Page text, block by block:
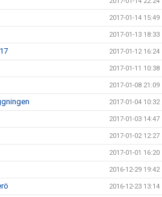
2017-01-14 15:49
2017-01-13 18:33
2017-01-12 16:24
2017-01-11 10:38
2017-01-08 21:09
2017-01-04 10:32
2017-01-03 14:47
2017-01-02 12:27
2017-01-01 16:20
2016-12-29 19:42
2016-12-23 13:14